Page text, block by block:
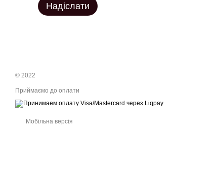
Надіслати
© 2022
Приймаємо до оплати
Мобільна версія